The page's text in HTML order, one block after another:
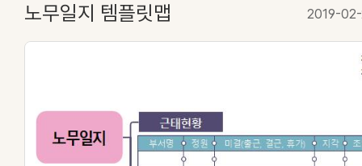
수강 신청
노무일지 템플릿맵 2019-